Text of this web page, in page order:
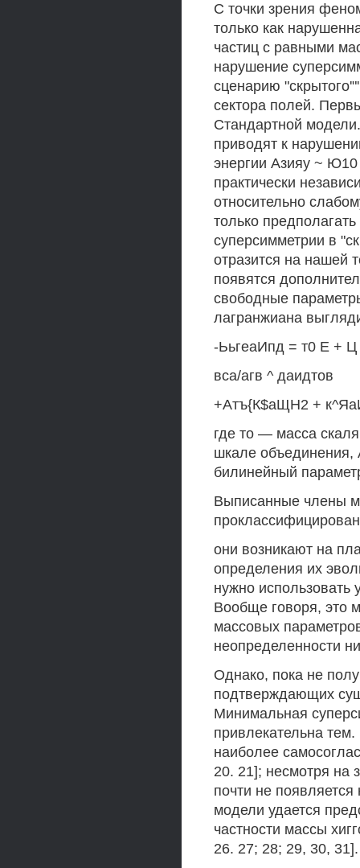
С точки зрения
только как
частиц с равными
нарушение
сценарию
сектора полей.
Стандартной
приводят к
энергии Азияу ~ Ю10
практически
относительно
только
суперсимметрии в
отразится на нашей
появятся
свободные
лагранжиана
-ЬьгеаИпд = т0 Е + Ц
вса/агв ^ даидтов
+Атъ{К$аЩН2 +
где то — масса
шкале объединения,
билинейный
Выписанные члены
они возникают на
определения их
нужно
Вообще говоря, это
массовых
неопределенности
Однако, пока не
подтверждающих
Минимальная
привлекательна
наиболее
20. 21]; несмотря на
почти не
модели удается
частности массы
26. 27; 28; 29, 30, 31].